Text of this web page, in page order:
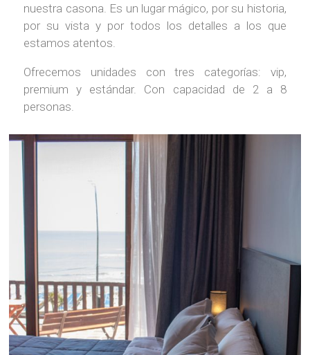
nuestra casona. Es un lugar mágico, por su historia,
por su vista y por todos los detalles a los que
estamos atentos.
Ofrecemos unidades con tres categorías: vip,
premium y estándar. Con capacidad de 2 a 8
personas.